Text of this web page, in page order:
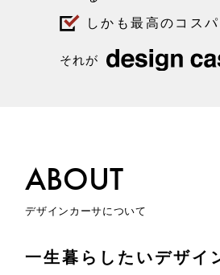
しかも最高のコス
それが
ABOUT
デザインカーサについて
一生暮らしたいデザイ